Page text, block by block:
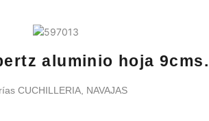
aluminio hoja 9cms.
CUCHILLERIA NAVAJAS